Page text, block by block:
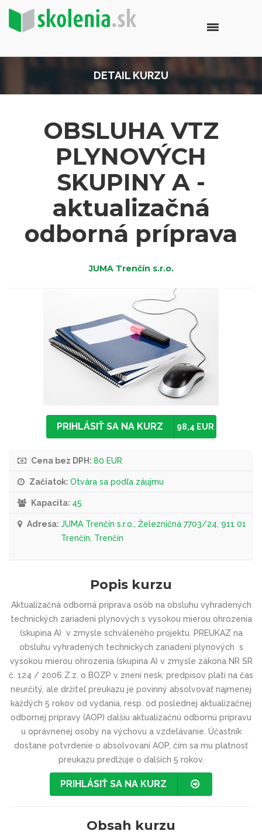
DETAIL KURZU
OBSLUHA VTZ
PLYNOVÝCH
SKUPINY A -
aktualizačná
odborná príprava
JUMA Trenčín s.r.o.
PRIHLÁSIŤ SA NA KURZ 98,4 EUR
Cena bez DPH: 80 EUR
Začiatok: Otvára sa podľa záujmu
Kapacita: 45
Adresa: JUMA Trenčín s.r.o., Železničná 7703/24, 911 01
Trenčín, Trenčín
Popis kurzu
Aktualizačná odborná príprava osôb na obsluhu vyhradených
technických zariadení plynových s vysokou mierou ohrozenia
(skupina A) v zmysle schváleného projektu. PREUKAZ na
obsluhu vyhradených technických zariadení plynových s
vysokou mierou ohrozenia (skupina A) v zmysle zákona NR SR
č. 124 / 2006 Z.z. o BOZP v znení nesk. predpisov platí na čas
neurčitý, ale držiteľ preukazu je povinný absolvovať najmenej
každých 5 rokov od vydania, resp. od poslednej aktualizačnej
odbornej prípravy (AOP) ďalšiu aktualizačnú odbornú prípravu
u oprávnenej osoby na výchovu a vzdelávanie. Účastník
dostane potvrdenie o absolvovaní AOP, čím sa mu platnosť
preukazu predlžuje o ďalších 5 rokov.
PRIHLÁSIŤ SA NA KURZ
Obsah kurzu